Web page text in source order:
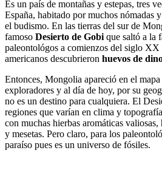
Es un país de montañas y estepas, tres
España, habitado por muchos nómadas
el budismo. En las tierras del sur de
famoso Desierto de Gobi que saltó a la
paleontológos a comienzos del siglo XX
americanos descubrieron huevos de
Entonces, Mongolia apareció en el
exploradores y al día de hoy, por su
no es un destino para cualquiera. El
regiones que varían en clima y
con muchas hierbas aromáticas
y mesetas. Pero claro, para los
paraíso pues es un universo de fósiles.